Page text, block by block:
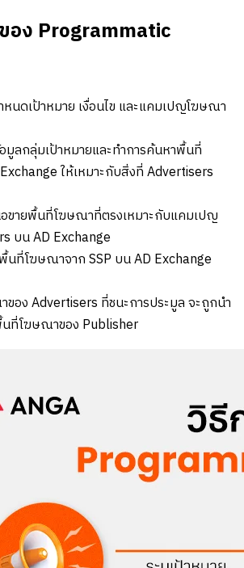
อง Programmatic
นดเป้าหมาย เงื่อนไข และแคมเปญโฆษณา
อมูลกลุ่มเป้าหมายและทำการค้นหาพื้นที่
ให้เหมาะกับสิ่งที่ Advertisers
อขายพื้นที่โฆษณาที่ตรงเหมาะกับแคมเปญ
บน AD Exchange
นที่โฆษณาจาก SSP บน AD Exchange
อง Advertisers ที่ชนะการประมูล จะถูกนำ
ที่โฆษณาของ Publisher